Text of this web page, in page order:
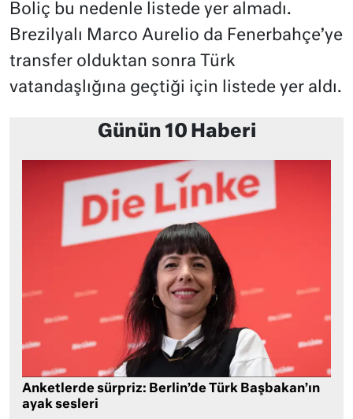
Boliç bu nedenle listede yer almadı.
Brezilyalı Marco Aurelio da Fenerbahçe’ye
transfer olduktan sonra Türk
vatandaşlığına geçtiği için listede yer aldı.
Günün 10 Haberi
Anketlerde sürpriz: Berlin’de Türk Başbakan’ın
ayak sesleri